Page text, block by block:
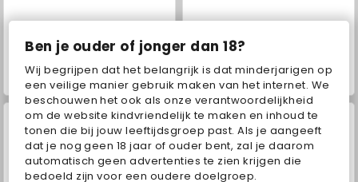
Ben je ouder of jonger dan 18?
Wij begrijpen dat het belangrijk is dat minderjarigen op
een veilige manier gebruik maken van het internet. We
beschouwen het ook als onze verantwoordelijkheid
om de website kindvriendelijk te maken en inhoud te
tonen die bij jouw leeftijdsgroep past. Als je aangeeft
dat je nog geen 18 jaar of ouder bent, zal je daarom
automatisch geen advertenties te zien krijgen die
bedoeld zijn voor een oudere doelgroep.
ASMR Makeover & Makeup Studio VegaMix Da Vinci Puzzles